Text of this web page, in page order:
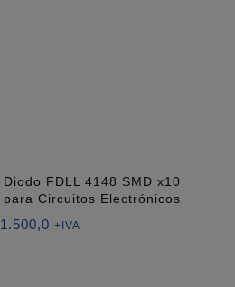
Diodo FDLL 4148 SMD x10
para Circuitos Electrónicos
1.500,0 +IVA